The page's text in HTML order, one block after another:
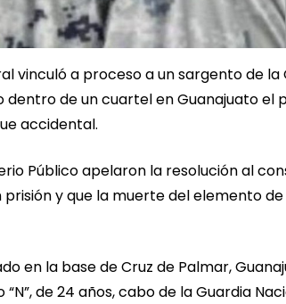
vinculó a proceso a un sargento de
de un cuartel en Guanajuato el
accidental.
Público apelaron la resolución al
y que la muerte del elemento
en la base de Cruz de Palmar,
de 24 años, cabo de la Guardia